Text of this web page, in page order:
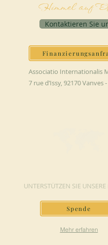
Himmel auf
Kontaktieren Sie
Associatio Internationalis
7 rue d’Issy, 92170 Vanves
UNTERSTÜTZEN SIE
Spende
Mehr erfahren